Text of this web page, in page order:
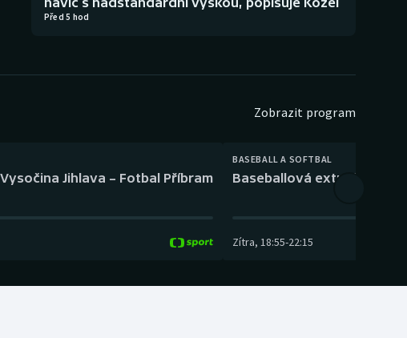
Před 5 hod
Zobrazit program
Jihlava – Fotbal Příbram
BASEBALL A SOFTBAL
Baseballová extraliga:
Zítra, 18:55-22:15